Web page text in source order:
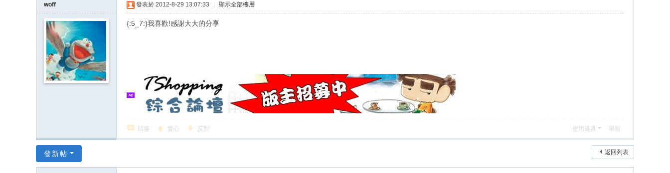
woff 發表於 2012-8-29 13:07:33 顯示全部樓層
{:5_7:}我喜歡!感謝大大的分享
回復 愛心 反對 使用道具 舉報
返回列表
發新帖